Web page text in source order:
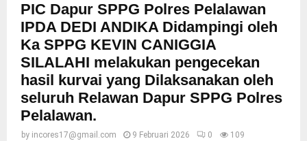
PIC Dapur SPPG Polres Pelalawan
IPDA DEDI ANDIKA Didampingi oleh
Ka SPPG KEVIN CANIGGIA
SILALAHI melakukan pengecekan
hasil kurvai yang Dilaksanakan oleh
seluruh Relawan Dapur SPPG Polres
Pelalawan.
by incores17@gmail.com 9 Februari 2026 0 109